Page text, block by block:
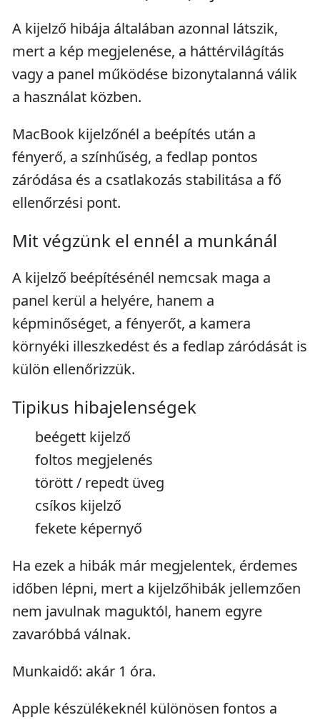
A kijelző hibája általában azonnal látszik,
mert a kép megjelenése, a háttérvilágítás
vagy a panel működése bizonytalanná válik
a használat közben.
MacBook kijelzőnél a beépítés után a
fényerő, a színhűség, a fedlap pontos
záródása és a csatlakozás stabilitása a fő
ellenőrzési pont.
Mit végzünk el ennél a munkánál
A kijelző beépítésénél nemcsak maga a
panel kerül a helyére, hanem a
képminőséget, a fényerőt, a kamera
környéki illeszkedést és a fedlap záródását is
külön ellenőrizzük.
Tipikus hibajelenségek
beégett kijelző
foltos megjelenés
törött / repedt üveg
csíkos kijelző
fekete képernyő
Ha ezek a hibák már megjelentek, érdemes
időben lépni, mert a kijelzőhibák jellemzően
nem javulnak maguktól, hanem egyre
zavaróbbá válnak.
Munkaidő: akár 1 óra.
Apple készülékeknél különösen fontos a